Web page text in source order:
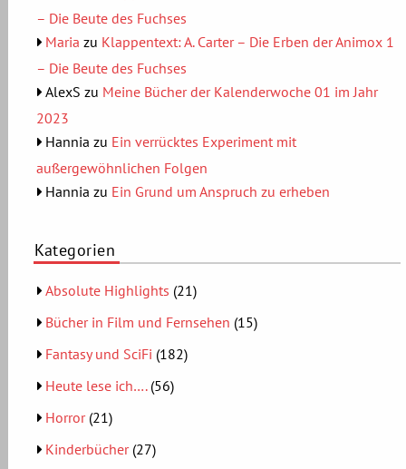
– Die Beute des Fuchses
Maria zu Klappentext: A. Carter – Die Erben der Animox 1
– Die Beute des Fuchses
AlexS zu Meine Bücher der Kalenderwoche 01 im Jahr
2023
Hannia zu Ein verrücktes Experiment mit
außergewöhnlichen Folgen
Hannia zu Ein Grund um Anspruch zu erheben
Kategorien
Absolute Highlights (21)
Bücher in Film und Fernsehen (15)
Fantasy und SciFi (182)
Heute lese ich….(56)
Horror(21)
Kinderbücher(27)